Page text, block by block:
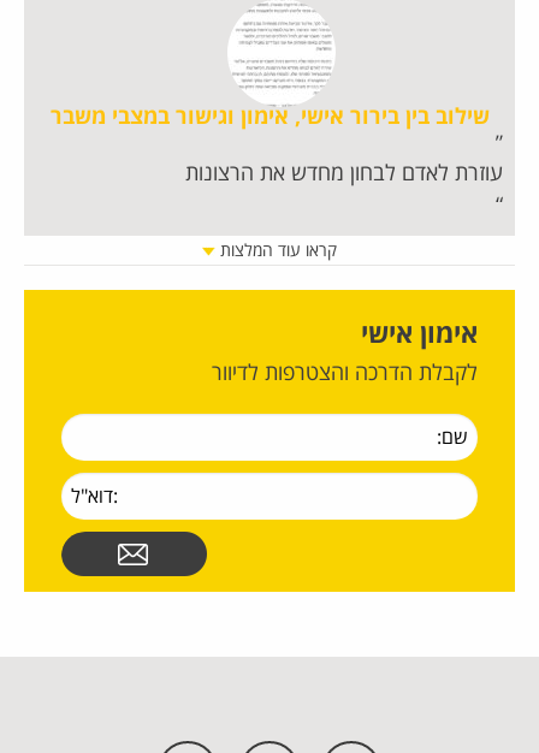
שילוב בין בירור אישי, אימון וגישור במצבי משבר
עוזרת לאדם לבחון מחדש את הרצונות
קראו עוד המלצות
אימון אישי
לקבלת הדרכה והצטרפות לדיוור